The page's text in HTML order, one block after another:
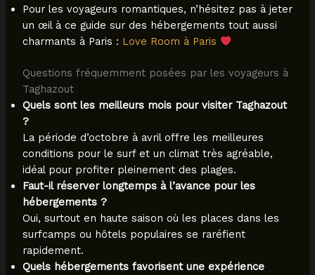
Pour les voyageurs romantiques, n’hésitez pas à jeter
un œil à ce guide sur des hébergements tout aussi
charmants à Paris : Love Room à Paris
Questions fréquemment posées par les voyageurs à
Taghazout
Quels sont les meilleurs mois pour visiter Taghazout
?
La période d’octobre à avril offre les meilleures
conditions pour le surf et un climat très agréable,
idéal pour profiter pleinement des plages.
Faut-il réserver longtemps à l’avance pour les
hébergements ?
Oui, surtout en haute saison où les places dans les
surfcamps ou hôtels populaires se raréfient
rapidement.
Quels hébergements favorisent une expérience